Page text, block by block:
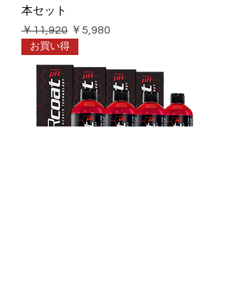
本セット
通常価格
￥11,920 セール価格
￥5,980
お買い得